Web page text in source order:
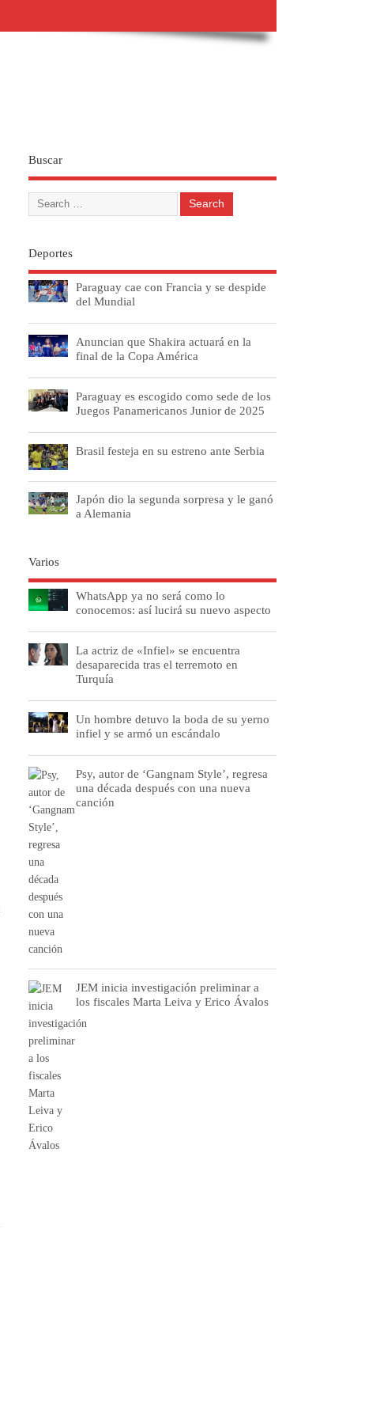
Buscar
Deportes
Paraguay cae con Francia y se despide
del Mundial
Anuncian que Shakira actuará en la
final de la Copa América
Paraguay es escogido como sede de los
Juegos Panamericanos Junior de 2025
Brasil festeja en su estreno ante Serbia
Japón dio la segunda sorpresa y le ganó
a Alemania
Varios
WhatsApp ya no será como lo
conocemos: así lucirá su nuevo aspecto
La actriz de «Infiel» se encuentra
desaparecida tras el terremoto en
Turquía
Un hombre detuvo la boda de su yerno
infiel y se armó un escándalo
Psy, autor de ‘Gangnam Style’, regresa
una década después con una nueva
canción
JEM inicia investigación preliminar a
los fiscales Marta Leiva y Erico Ávalos